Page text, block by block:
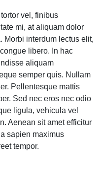
vel, finibus
mi, at aliquam dolor
Morbi interdum lectus elit,
libero. In hac
aliquam
semper quis. Nullam
Pellentesque mattis
Sed nec eros nec odio
ligula, vehicula vel
Aenean sit amet efficitur
sapien maximus
tempor.